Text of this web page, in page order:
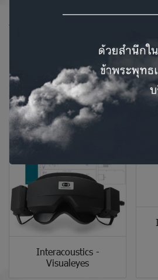
คุณสมบัติขั้นสูงของ Clarinet จะนำกา
ของคุณไปสู่อีกระดับ
Related Products
Interacoustics -
Visualeyes